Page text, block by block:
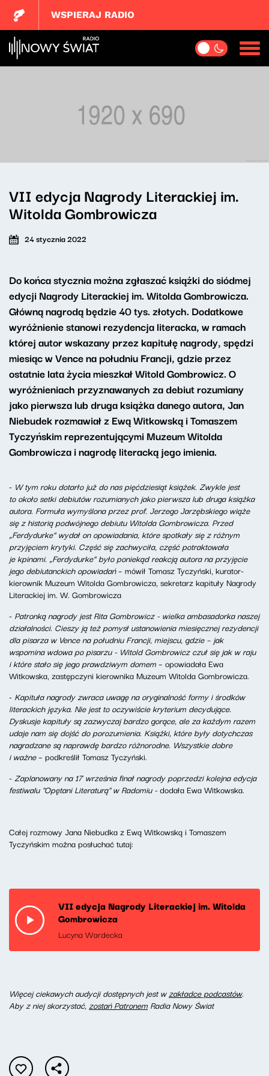
WSPIERAJ RADIO
VII edycja Nagrody Literackiej im.
Witolda Gombrowicza
24 stycznia 2022
Do końca stycznia można zgłaszać książki do siódmej
edycji Nagrody Literackiej im. Witolda Gombrowicza.
Główną nagrodą będzie 40 tys. złotych. Dodatkowe
wyróżnienie stanowi rezydencja literacka, w ramach
której autor wskazany przez kapitułę nagrody, spędzi
miesiąc w Vence na południu Francji, gdzie przez
ostatnie lata życia mieszkał Witold Gombrowicz. O
wyróżnieniach przyznawanych za debiut rozumiany
jako pierwsza lub druga książka danego autora, Jan
Niebudek rozmawiał z Ewą Witkowską i Tomaszem
Tyczyńskim reprezentującymi Muzeum Witolda
Gombrowicza i nagrodę literacką jego imienia.
- W tym roku dotarło już do nas pięćdziesiąt książek. Zwykle jest
to około setki debiutów rozumianych jako pierwsza lub druga książka
autora. Formuła wymyślona przez prof. Jerzego Jarzębskiego wiąże
się z historią podwójnego debiutu Witolda Gombrowicza. Przed
„Ferdydurke” wydał on opowiadania, które spotkały się z różnym
przyjęciem krytyki. Część się zachwyciła, część potraktowała
je kpinami. „Ferdydurke” było poniekąd reakcją autora na przyjęcie
jego debiutanckich opowiadań– mówił Tomasz Tyczyński, kurator-
kierownik Muzeum Witolda Gombrowicza, sekretarz kapituły Nagrody
Literackiej im. W. Gombrowicza
- Patronką nagrody jest Rita Gombrowicz - wielka ambasadorka naszej
działalności. Cieszy ją też pomysł ustanowienia miesięcznej rezydencji
dla pisarza w Vence na południu Francji, miejscu, gdzie – jak
wspomina wdowa po pisarzu - Witold Gombrowicz czuł się jak w raju
i które stało się jego prawdziwym domem– opowiadała Ewa
Witkowska, zastępczyni kierownika Muzeum Witolda Gombrowicza.
- Kapituła nagrody zwraca uwagę na oryginalność formy i środków
literackich języka. Nie jest to oczywiście kryterium decydujące.
Dyskusje kapituły są zazwyczaj bardzo gorące, ale za każdym razem
udaje nam się dojść do porozumienia. Książki, które były dotychczas
nagradzane są naprawdę bardzo różnorodne. Wszystkie dobre
i ważne– podkreślił Tomasz Tyczyński.
-Zaplanowany na 17 września finał nagrody poprzedzi kolejna edycja
festiwalu "Opętani Literaturą" w Radomiu -dodała Ewa Witkowska.
Całej rozmowy Jana Niebudka z Ewą Witkowską i Tomaszem
Tyczyńskim można posłuchać tutaj:
VII edycja Nagrody Literackiej im. Witolda
Gombrowicza
Lucyna Wardecka
Więcej ciekawych audycji dostępnych jest wzakładce podcastów.
Aby z niej skorzystać,zostań Patronem Radia Nowy Świat